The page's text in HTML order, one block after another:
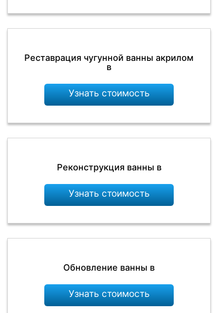
Реставрация чугунной ванны акрилом
в
Узнать стоимость
Реконструкция ванны в
Узнать стоимость
Обновление ванны в
Узнать стоимость